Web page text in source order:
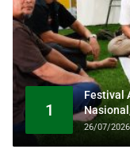
1
Festival
Masjid
26/07/2026